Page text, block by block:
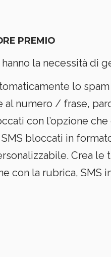
PREMIO
la necessità di
lo spam
al numero / frase,
con l’opzione
bloccati in
Crea
con la rubrica, SMS